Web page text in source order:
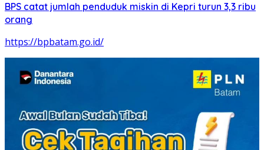
BPS catat jumlah penduduk miskin di Kepri turun 3,3 ribu
orang
https://bpbatam.go.id/